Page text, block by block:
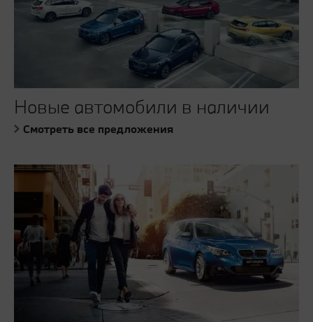
Новые автомобили в наличии
Смотреть все предложения